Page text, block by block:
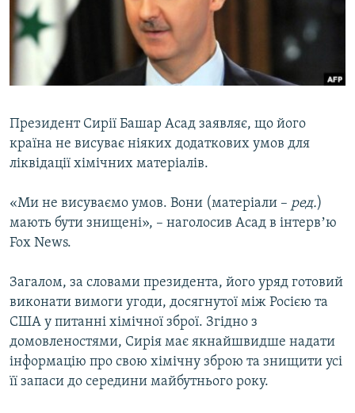
ДЕПОРТАЦІЯ
ВІДЕОУРОКИ «ELIFBE»
СВІДЧЕННЯ ОКУПАЦІЇ
ЯК ОБІЙТИ БЛОКУВАННЯ
Русский
Qırımtatar
ДОЛУЧАЙСЯ!
Усі сайти RFE/RL
Президент Сирії Башар Асад заявляє, що його
країна не висуває ніяких додаткових умов для
ліквідації хімічних матеріалів.
«Ми не висуваємо умов. Вони (матеріали – ред.)
мають бути знищені», – наголосив Асад в інтервʼю
Fox News.
Загалом, за словами президента, його уряд готовий
виконати вимоги угоди, досягнутої між Росією та
США у питанні хімічної зброї. Згідно з
домовленостями, Сирія має якнайшвидше надати
інформацію про свою хімічну зброю та знищити усі
її запаси до середини майбутнього року.